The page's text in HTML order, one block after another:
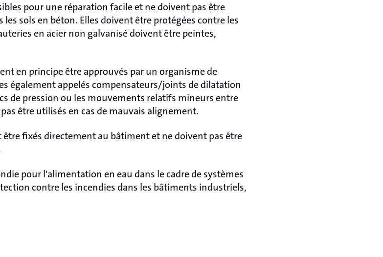
pour une réparation facile et ne doivent pas être
sols en béton. Elles doivent être protégées contre les
en acier non galvanisé doivent être peintes,
en principe être approuvés par un organisme de
également appelés compensateurs/joints de dilatation
de pression ou les mouvements relatifs mineurs entre
être utilisés en cas de mauvais alignement.
fixés directement au bâtiment et ne doivent pas être
pour l'alimentation en eau dans le cadre de systèmes
contre les incendies dans les bâtiments industriels,